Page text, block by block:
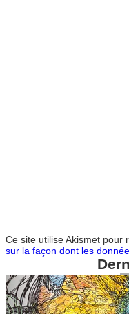
Ce site utilise Akismet pour
sur la façon dont les